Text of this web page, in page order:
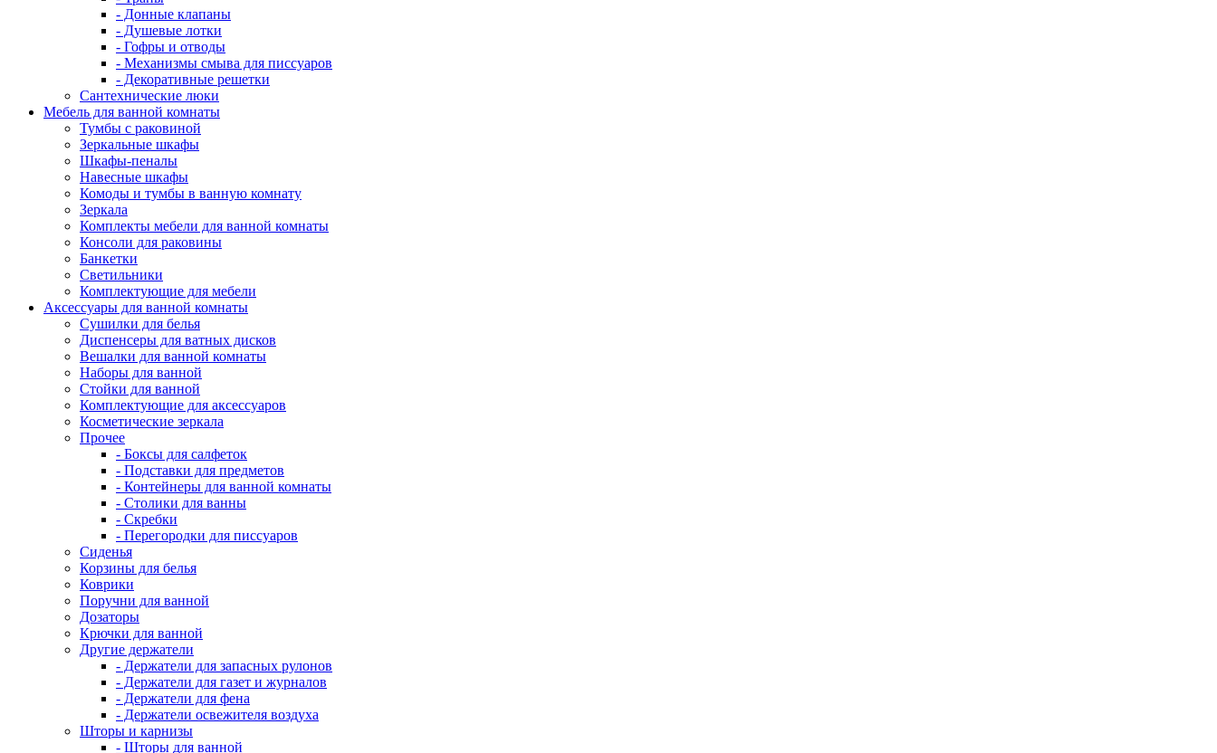
- Донные клапаны
- Душевые лотки
- Гофры и отводы
- Механизмы смыва для писсуаров
- Декоративные решетки
Сантехнические люки
Мебель для ванной комнаты
Тумбы с раковиной
Зеркальные шкафы
Шкафы-пеналы
Навесные шкафы
Комоды и тумбы в ванную комнату
Зеркала
Комплекты мебели для ванной комнаты
Консоли для раковины
Банкетки
Светильники
Комплектующие для мебели
Аксессуары для ванной комнаты
Сушилки для белья
Диспенсеры для ватных дисков
Вешалки для ванной комнаты
Наборы для ванной
Стойки для ванной
Комплектующие для аксессуаров
Косметические зеркала
Прочее
- Боксы для салфеток
- Подставки для предметов
- Контейнеры для ванной комнаты
- Столики для ванны
- Скребки
- Перегородки для писсуаров
Сиденья
Корзины для белья
Коврики
Поручни для ванной
Дозаторы
Крючки для ванной
Другие держатели
- Держатели для запасных рулонов
- Держатели для газет и журналов
- Держатели для фена
- Держатели освежителя воздуха
Шторы и карнизы
- Шторы для ванной